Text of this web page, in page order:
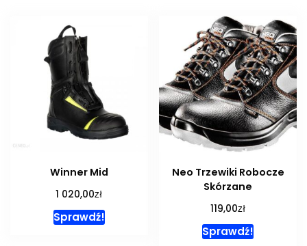
Winner Mid
1 020,00zł
Sprawdź!
Neo Trzewiki Robocze
Skórzane
119,00zł
Sprawdź!